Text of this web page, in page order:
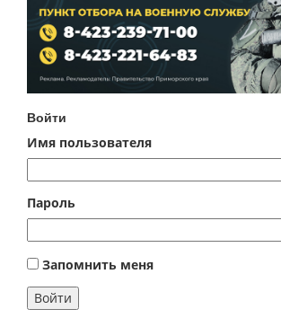
Войти
Имя пользователя
Пароль
Запомнить меня
Войти